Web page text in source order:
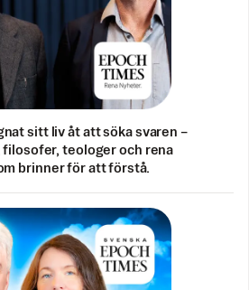
sitt liv åt att söka svaren –
teologer och rena
brinner för att förstå.